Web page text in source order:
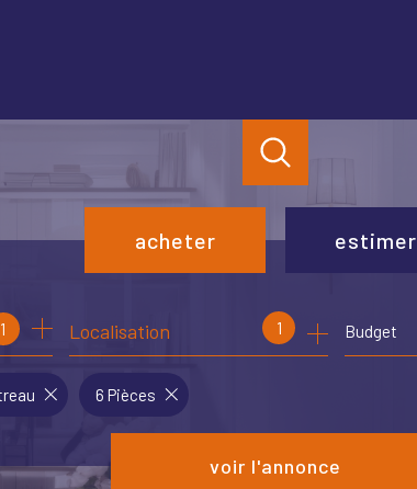
acheter
de l'immo pro
estimer
1 1
Localisation Budget
voir l'annonce
6 Pièces